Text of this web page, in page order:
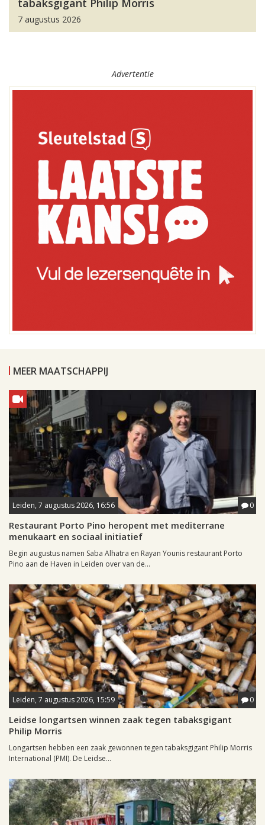
tabaksgigant Philip Morris
7 augustus 2026
Advertentie
MEER MAATSCHAPPIJ
Leiden, 7 augustus 2026, 16:56 0
Restaurant Porto Pino heropent met mediterrane
menukaart en sociaal initiatief
Begin augustus namen Saba Alhatra en Rayan Younis restaurant Porto
Pino aan de Haven in Leiden over van de...
Leiden, 7 augustus 2026, 15:59 0
Leidse longartsen winnen zaak tegen tabaksgigant
Philip Morris
Longartsen hebben een zaak gewonnen tegen tabaksgigant Philip Morris
International (PMI). De Leidse...